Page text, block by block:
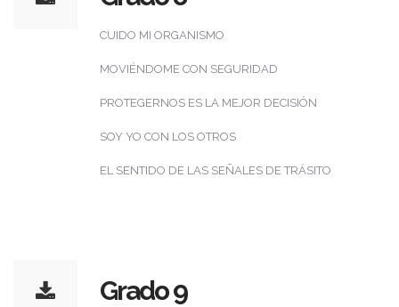
CUIDO MI ORGANISMO
MOVIÉNDOME CON SEGURIDAD
PROTEGERNOS ES LA MEJOR DECISIÓN
SOY YO CON LOS OTROS
EL SENTIDO DE LAS SEÑALES DE TRÁSITO
Grado 9